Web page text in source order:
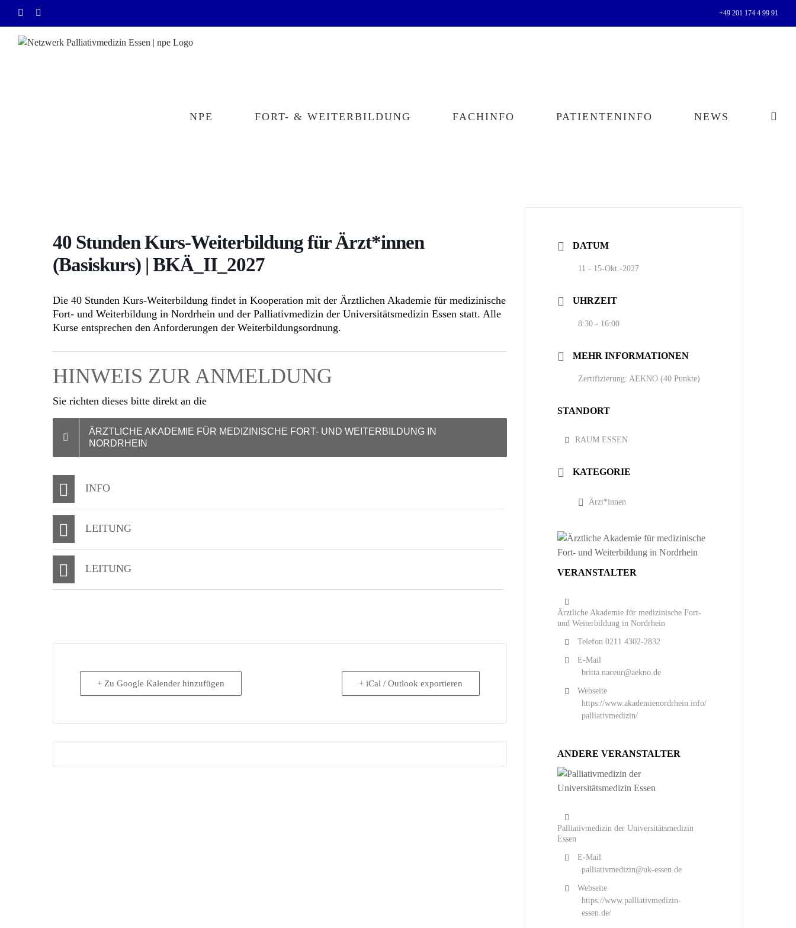
springen
+49 201 174 4 99 91
NPE FORT- & WEITERBILDUNG FACHINFO PATIENTENINFO NEWS
40 Stunden Kurs-Weiterbildung für Ärzt*innen
(Basiskurs) | BKÄ_II_2027
Die 40 Stunden Kurs-Weiterbildung findet in Kooperation mit der Ärztlichen Akademie für medizinische
Fort- und Weiterbildung in Nordrhein und der Palliativmedizin der Universitätsmedizin Essen statt. Alle
Kurse entsprechen den Anforderungen der Weiterbildungsordnung.
HINWEIS ZUR ANMELDUNG
Sie richten dieses bitte direkt an die
ÄRZTLICHE AKADEMIE FÜR MEDIZINISCHE FORT- UND WEITERBILDUNG IN
NORDRHEIN
INFO
LEITUNG
LEITUNG
+ Zu Google Kalender hinzufügen + iCal / Outlook exportieren
DATUM
11 - 15-Okt.-2027
UHRZEIT
8:30 - 16:00
MEHR INFORMATIONEN
Zertifizierung: AEKNO (40 Punkte)
STANDORT
RAUM ESSEN
KATEGORIE
Ärzt*innen
VERANSTALTER
Ärztliche Akademie für medizinische Fort-
und Weiterbildung in Nordrhein
Telefon 0211 4302-2832
E-Mail
britta.naceur@aekno.de
Webseite
https://www.akademienordrhein.info/
palliativmedizin/
ANDERE VERANSTALTER
Palliativmedizin der Universitätsmedizin
Essen
E-Mail
palliativmedizin@uk-essen.de
Webseite
https://www.palliativmedizin-
essen.de/